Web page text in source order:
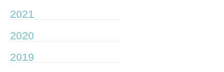
2021
2020
2019